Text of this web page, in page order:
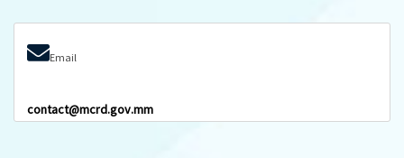
Email
contact@mcrd.gov.mm